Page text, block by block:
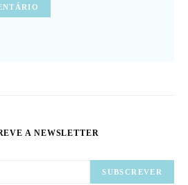
A NEWSLETTER
SUBSCREVER